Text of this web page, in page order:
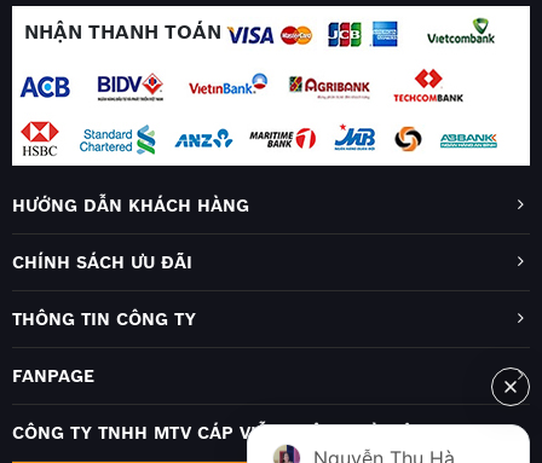
NHẬN THANH TOÁN
HƯỚNG DẪN KHÁCH HÀNG
CHÍNH SÁCH ƯU ĐÃI
THÔNG TIN CÔNG TY
FANPAGE
CÔNG TY TNHH MTV CÁP VIỄN THÔNG HÀ NỘI
Nguyễn Thu Hà